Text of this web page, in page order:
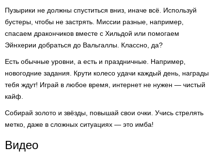
Пузырики не должны спуститься вниз, иначе всё. Используй
бустеры, чтобы не застрять. Миссии разные, например,
спасаем дракончиков вместе с Хильдой или помогаем
Эйнхерии добраться до Вальгаллы. Классно, да?
Есть обычные уровни, а есть и праздничные. Например,
новогодние задания. Крути колесо удачи каждый день, награды
тебя ждут! Играй в любое время, интернет не нужен — чистый
кайф.
Собирай золото и звёзды, повышай свои очки. Учись стрелять
метко, даже в сложных ситуациях — это имба!
Видео